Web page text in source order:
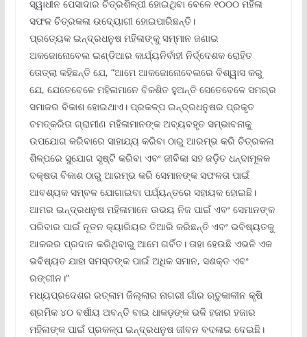
ସ୍ୱାଧୀନ ପେସାଦାର ଚିତ୍ରଶିଳ୍ପୀ ହୋଇଥିବା ବେଳେ ୧୦୦୦ ମହିଳା
ସଫଳ ଚିତ୍ରକଳା ଉଦ୍ୟୋଗୀ ହୋଇପାରିଛନ୍ତି।
ପ୍ରତ୍ୟେକ ଇନ୍ଦ୍ରଧନୁଷ ମହିଳାଙ୍କୁ ସମ୍ମାନ ଜଣାଇ
ଅକଜୋନୋବେଲ ଇଣ୍ଡିଆର କାର୍ଯ୍ୟନିର୍ବାହୀ ନିର୍ଦ୍ଦେଶକ ରୋହିତ
ତୋତ୍‌ଲା କହିଛନ୍ତି ଯେ, “ଆମେ ଆକଜୋନୋବେଲରେ ବିଶ୍ୱାସ କରୁ
ଯେ, ଯେତେବେଳେ ମହିଳାମାନେ ବିକଶିତ ହୁଅନ୍ତି ସେତେବେଳେ ସମଗ୍ର
ସମାଜର ବିକାଶ ହୋଇଥାଏ। ପ୍ରକଳ୍ପ ଇନ୍ଦ୍ରଧନୁଷର ପ୍ରକୃତ
ଚମତ୍କରିତା ଗ୍ରାମୀଣ ମହିଳାମାନଙ୍କ ଅବ୍ୟବହୃତ ସମ୍ଭାବନାକୁ
ଉପଯୋଗ କରିବାରେ ସାହାଯ୍ୟ କରିବା ଠାରୁ ଆରମ୍ଭ କରି ଚିତ୍ରକଳା
ଶିଳ୍ପରେ ସୁଯୋଗ ସୃଷ୍ଟି କରିବା ଏବଂ ଜୀବିକା ସହ ଜଡ଼ିତ ଧନ୍ଦାମୂଳକ
ଦକ୍ଷତା ବିକାଶ ଠାରୁ ଆରମ୍ଭ କରି ସେମାନଙ୍କ ସଫଳତା ପାଇଁ
ଆବଶ୍ୟକ ସମ୍ବଳ ଯୋଗାଇବା ପର୍ଯ୍ୟନ୍ତରେ ସହାୟକ ହୋଇଛି।
ଆମର ଇନ୍ଦ୍ରଧନୁଷ ମହିଳାମାନେ ଉଭୟ ନିଜ ପାଇଁ ଏବଂ ସେମାନଙ୍କ
ପରିବାର ପାଇଁ ନୂତନ କ୍ୟାରିୟର ତିଆରି କରିଛନ୍ତି ଏବଂ ଭବିଷ୍ୟତକୁ
ଆକରର ପ୍ରଦାନ କରିଥିବାରୁ ଆମେ ଗର୍ବିତ। ତାହା ହେଉଛି ଏଭଳି ଏକ
ଭବିଷ୍ୟତ ଯାହା ସମସ୍ତଙ୍କ ପାଇଁ ଅଧିକ ସମାନ, ସଶକ୍ତ ଏବଂ
ରଙ୍ଗୀନ।”
ମଧ୍ୟପ୍ରଦେଶର ରତ୍‌ଲାମ ଜିଲ୍ଲାର ନାଗରୀ ଗାଁର ଋତୁକାଳୀନ କୃଷି
ଶ୍ରମିକ ୪୦ ବର୍ଷୀୟ ଅବନ୍ତି ବାଇ ଧାକଡ଼ଙ୍କ ଭଳି ହଜାର ହଜାର
ମହିଳାଙ୍କ ପାଇଁ ପ୍ରକଳ୍ପ ଇନ୍ଦ୍ରଧନୁଷ ଜୀବନ ବଦଳାଇ ଦେଇଛି।